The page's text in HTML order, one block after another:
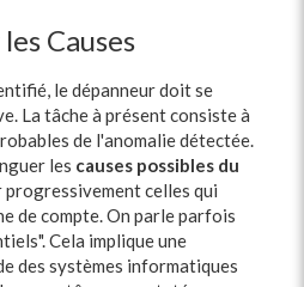
Causes
le dépanneur doit se
La tâche à présent consiste à
de l'anomalie détectée.
les causes possibles du
progressivement celles qui
de compte. On parle parfois
Cela implique une
des systèmes informatiques